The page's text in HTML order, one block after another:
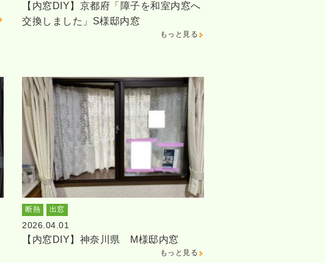
【内窓DIY】京都府「障子を和室内窓へ
交換しました」S様邸内窓
もっと見る
断熱 出窓
2026.04.01
【内窓DIY】神奈川県 M様邸内窓
もっと見る